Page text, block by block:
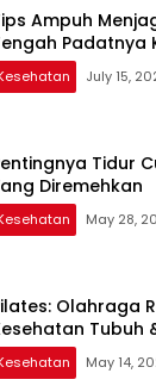
Ampuh
Padatnya
July 15,
Tidur
Diremehkan
May 28,
Olahraga
Tubuh
May 14,